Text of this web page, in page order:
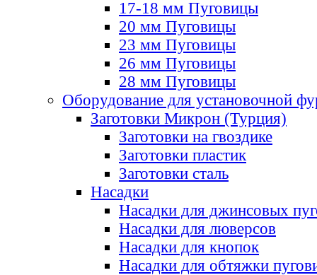
17-18 мм Пуговицы
20 мм Пуговицы
23 мм Пуговицы
26 мм Пуговицы
28 мм Пуговицы
Оборудование для установочной
Заготовки Микрон (Турция)
Заготовки на гвоздике
Заготовки пластик
Заготовки сталь
Насадки
Насадки для джинсовых
Насадки для люверсов
Насадки для кнопок
Насадки для обтяжки